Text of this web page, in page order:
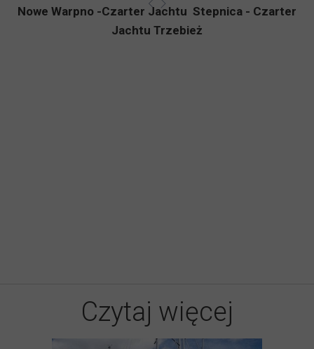
Nowe Warpno -Czarter Jachtu Stepnica - Czarter
Jachtu Trzebież
Czytaj więcej